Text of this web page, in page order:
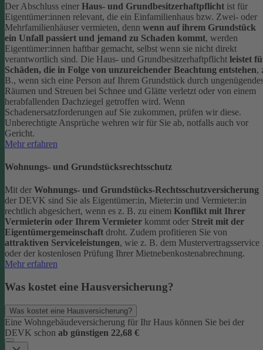
Der Abschluss einer Haus- und Grundbesitzerhaftpflicht ist für
Eigentümer:innen relevant, die ein Einfamilienhaus bzw. Zwei- oder
Mehrfamilienhäuser vermieten, denn wenn auf ihrem Grundstück
ein Unfall passiert und jemand zu Schaden kommt, werden
Eigentümer:innen haftbar gemacht, selbst wenn sie nicht direkt
verantwortlich sind. Die Haus- und Grundbesitzerhaftpflicht leistet
Schäden, die in Folge von unzureichender Beachtung entstehen,
B., wenn sich eine Person auf Ihrem Grundstück durch
Räumen und Streuen bei Schnee und Glätte verletzt oder von einem
herabfallenden Dachziegel getroffen wird. Wenn
Schadenersatzforderungen auf Sie zukommen, prüfen wir diese.
Unberechtigte Ansprüche wehren wir für Sie ab, notfalls auch vor
Gericht.
Mehr erfahren
Wohnungs- und Grundstücksrechtsschutz
Mit der Wohnungs- und Grundstücks-Rechtsschutzversicherung
der DEVK sind Sie als Eigentümer:in, Mieter:in und Vermieter:in
rechtlich abgesichert, wenn es z. B. zu einem Konflikt mit Ihrer
Vermieterin oder Ihrem Vermieter kommt oder Streit mit der
Eigentümergemeinschaft droht. Zudem profitieren Sie von
attraktiven Serviceleistungen, wie z. B. dem Mustervertragsservice
oder der kostenlosen Prüfung Ihrer Mietnebenkostenabrechnung.
Mehr erfahren
Was kostet eine Hausversicherung?
Was kostet eine Hausversicherung?
Eine Wohngebäudeversicherung für Ihr Haus können Sie bei der
DEVK schon ab günstigen 22,68 €